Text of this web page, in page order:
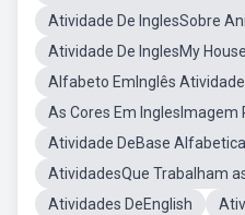
Atividade De InglesSobre
Atividade De InglesMy
Alfabeto EmInglês
As Cores Em InglesImagem
Atividade DeBase
AtividadesQue Trabalham
Atividades DeEnglish